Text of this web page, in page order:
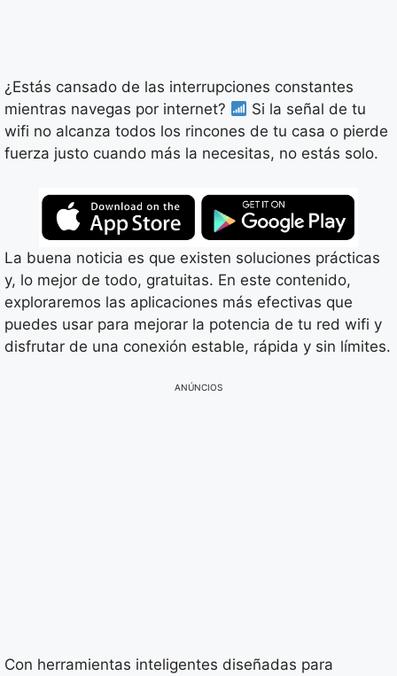
¿Estás cansado de las interrupciones constantes
mientras navegas por internet?
Si la señal de tu
wifi no alcanza todos los rincones de tu casa o pierde
fuerza justo cuando más la necesitas, no estás solo.
La buena noticia es que existen soluciones prácticas
y, lo mejor de todo, gratuitas. En este contenido,
exploraremos las aplicaciones más efectivas que
puedes usar para mejorar la potencia de tu red wifi y
disfrutar de una conexión estable, rápida y sin límites.
ANÚNCIOS
Con herramientas inteligentes diseñadas para